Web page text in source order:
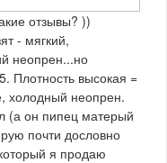
отзывы? ))
- мягкий,
неопрен...но
Плотность высокая =
холодный неопрен.
(а он пипец матерый
почти дословно
я продаю